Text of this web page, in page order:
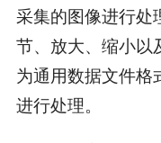
采集的图像进行处
节、放大、缩小以
为通用数据文件格
进行处理。